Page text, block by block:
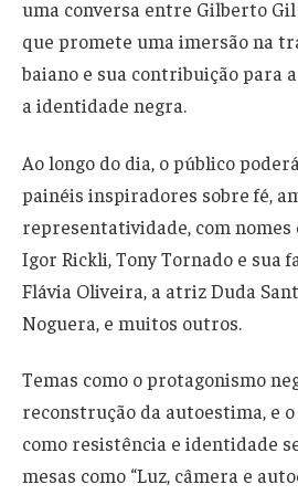
uma conversa entre Gilberto
que promete uma imersão na
baiano e sua contribuição para
a identidade negra.
Ao longo do dia, o público
painéis inspiradores sobre fé,
representatividade, com nomes
Igor Rickli, Tony Tornado e sua
Flávia Oliveira, a atriz Duda
Noguera, e muitos outros.
Temas como o protagonismo
reconstrução da autoestima, e
como resistência e identidade
mesas como “Luz, câmera e